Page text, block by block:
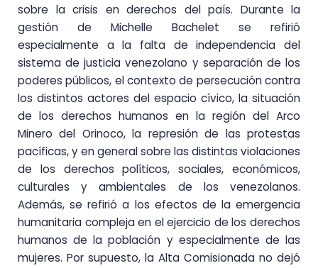
sobre la crisis en derechos del país. Durante la
gestión de Michelle Bachelet se refirió
especialmente a la falta de independencia del
sistema de justicia venezolano y separación de los
poderes públicos, el contexto de persecución contra
los distintos actores del espacio cívico, la situación
de los derechos humanos en la región del Arco
Minero del Orinoco, la represión de las protestas
pacíficas, y en general sobre las distintas violaciones
de los derechos políticos, sociales, económicos,
culturales y ambientales de los venezolanos.
Además, se refirió a los efectos de la emergencia
humanitaria compleja en el ejercicio de los derechos
humanos de la población y especialmente de las
mujeres. Por supuesto, la Alta Comisionada no dejó